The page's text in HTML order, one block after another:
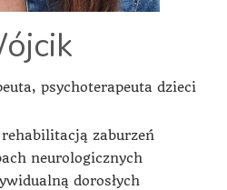
psychoterapeuta dzieci
zaburzeń
neurologicznych
dorosłych